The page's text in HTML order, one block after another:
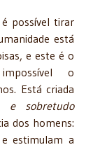
é possível tirar
está
e este é o
o
Está criada
e sobretudo
dos homens:
estimulam a